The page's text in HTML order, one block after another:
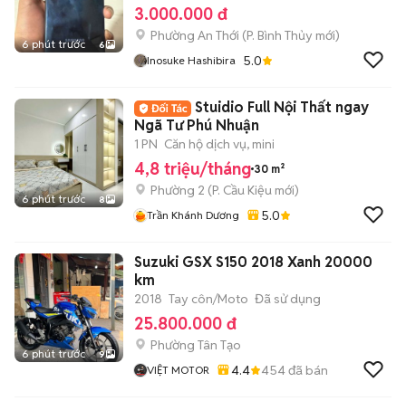
6 phút trước 6
3.000.000 đ
Phường An Thới (P. Bình Thủy mới)
Inosuke Hashibira 5.0
6 phút trước 8
Stuidio Full Nội Thất ngay
Ngã Tư Phú Nhuận
1 PN Căn hộ dịch vụ, mini
4,8 triệu/tháng 30 m²
Phường 2 (P. Cầu Kiệu mới)
Trần Khánh Dương 5.0
6 phút trước 9
Suzuki GSX S150 2018 Xanh 20000
km
2018 Tay côn/Moto Đã sử dụng
25.800.000 đ
Phường Tân Tạo
VIỆT MOTOR 4.4 454đã bán